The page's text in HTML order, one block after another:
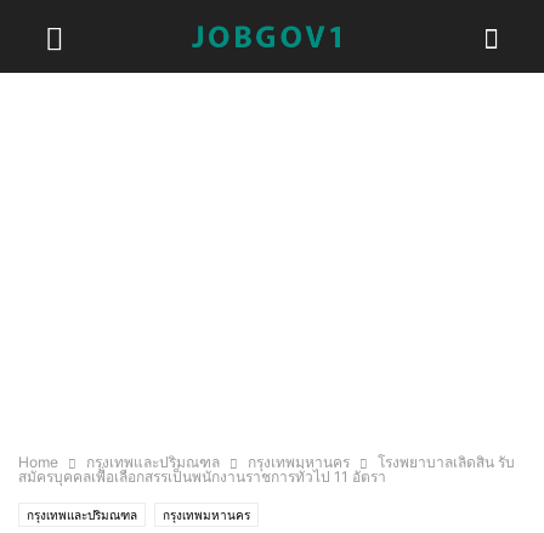
Home กรุงเทพและปริมณฑล กรุงเทพมหานคร
โรงพยาบาลเลิดสิน รับ
สมัครบุคคลเพื่อเลือกสรรเป็นพนักงานราชการทั่วไป 11 อัตรา
กรุงเทพและปริมณฑล กรุงเทพมหานคร